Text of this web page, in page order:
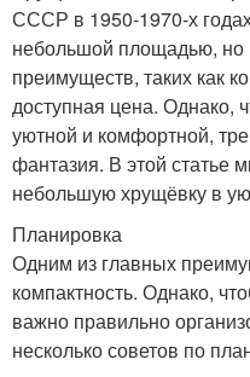
СССР в 1950-1970-х
небольшой площадью,
преимуществ, таких как
доступная цена. Однако,
уютной и комфортной,
фантазия. В этой статье
небольшую хрущёвку в
Планировка
Одним из главных
компактность. Однако,
важно правильно
несколько советов по